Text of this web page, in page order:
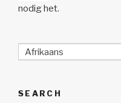
nodig het.
Afrikaans
SEARCH